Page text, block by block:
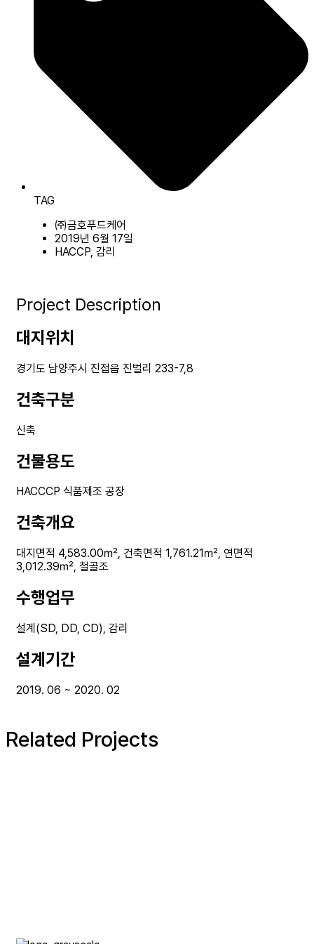
TAG
㈜금호푸드케어
2019년 6월 17일
HACCP, 감리
Project Description
대지위치
경기도 남양주시 진접읍 진벌리 233-7,8
건축구분
신축
건물용도
HACCCP 식품제조 공장
건축개요
대지면적 4,583.00㎡, 건축면적 1,761.21㎡, 연면적
3,012.39㎡, 철골조
수행업무
설계(SD, DD, CD), 감리
설계기간
2019. 06 ~ 2020. 02
Related Projects